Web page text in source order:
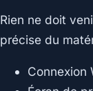
Rien ne doit
précise du
Connexion